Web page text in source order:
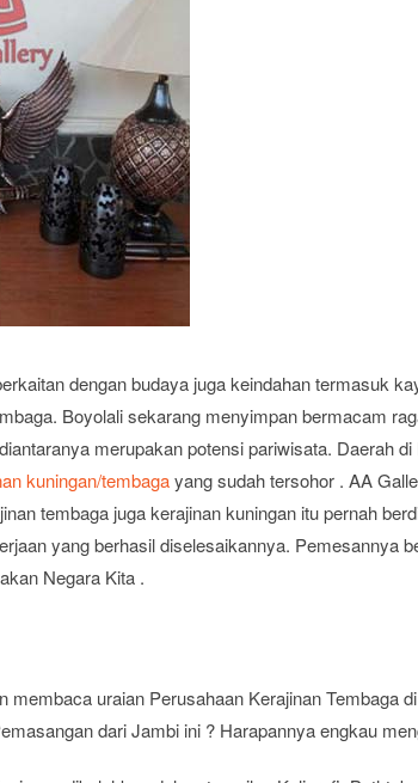
dengan budaya juga keindahan termasuk
Boyolali sekarang menyimpan bermacam
merupakan potensi pariwisata. Daerah
kuningan/tembagayang sudah tersohor . AA
tembaga juga kerajinan kuningan itu pernah
yang berhasil diselesaikannya. Pemesannya
Negara Kita .
membaca uraian Perusahaan Kerajinan Tembaga
dari Jambi ini ? Harapannya engkau